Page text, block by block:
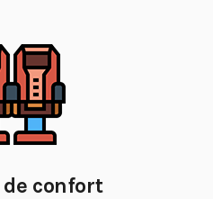
confort